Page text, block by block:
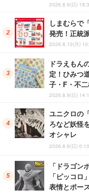
2026.8.9(日)
しまむらで
発売！正統
2026.8.10(月)
ドラえもん
定！ひみつ
子・F・不
2026.8.9(日)
ユニクロの
ろなど妖怪
オシャレ
2026.8.9(日) 0:10
「ドラゴン
「ピッコ
表情とポー